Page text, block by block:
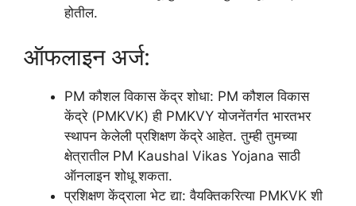
होतील.
ऑफलाइन अर्ज:
PM कौशल विकास केंद्र शोधा: PM कौशल विकास
केंद्रे (PMKVK) ही PMKVY योजनेंतर्गत भारतभर
स्थापन केलेली प्रशिक्षण केंद्रे आहेत. तुम्ही तुमच्या
क्षेत्रातील PM Kaushal Vikas Yojana साठी
ऑनलाइन शोधू शकता.
प्रशिक्षण केंद्राला भेट द्या: वैयक्तिकरित्या PMKVK शी